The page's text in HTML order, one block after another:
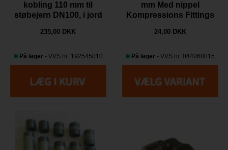
kobling 110 mm til
støbejern DN100, i jord
235,00 DKK
På lager - VVS nr: 192545010
mm Med nippel
Kompressions Fittings
24,00 DKK
På lager - VVS nr: 044060015